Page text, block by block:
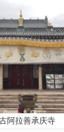
阿拉善承庆寺